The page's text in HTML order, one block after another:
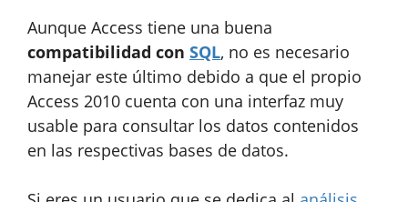
Aunque Access tiene una buena
compatibilidad con SQL, no es necesario
manejar este último debido a que el propio
Access 2010 cuenta con una interfaz muy
usable para consultar los datos contenidos
en las respectivas bases de datos.